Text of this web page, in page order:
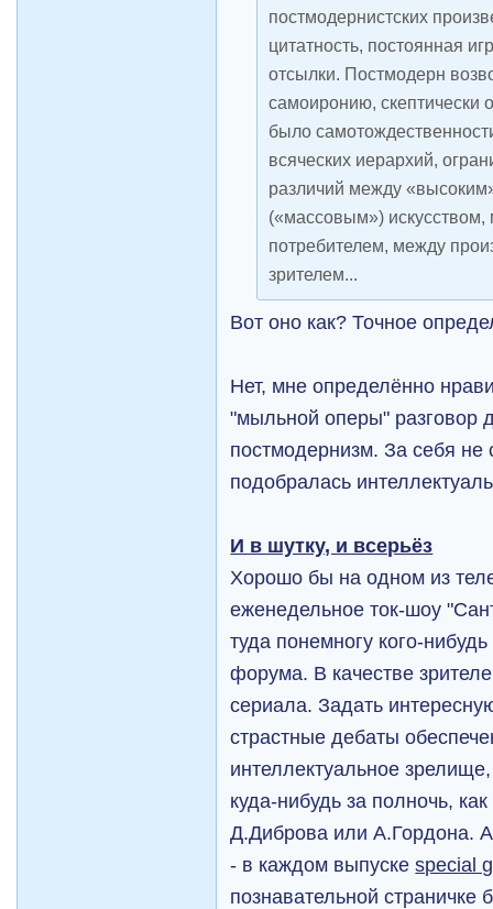
постмодернистских
цитатность, постоянная
отсылки. Постмодерн
самоиронию, скептически
было
всяческих иерархий,
различий между
(«массовым»)
потребителем, между
зрителем...
Вот оно как? Точное
Нет, мне определённо
"мыльной оперы" разговор
постмодернизм. За себя не
подобралась
И в шутку, и всерьёз
Хорошо бы на одном из
еженедельное ток-шоу
туда понемногу кого-нибудь
форума. В качестве
сериала. Задать
страстные дебаты
интеллектуальное
куда-нибудь за полночь,
Д.Диброва или А.Гордона.
- в каждом выпускеspecial
познавательной страничке